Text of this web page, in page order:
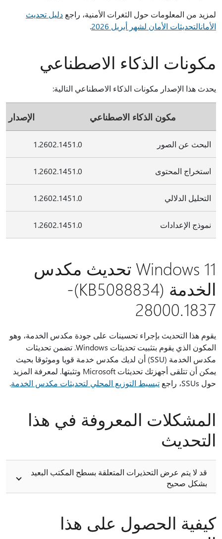
لمزيد من المعلومات حول الثغرات الأمنية، راجع دليل تحديث
الأمانالتحديثات الأمان لشهر أبريل 2026 .
مكونات الذكاء الاصطناعي
يحدث هذا الإصدار مكونات الذكاء الاصطناعي التالية:
مكون الذكاء الاصطناعي الإصدار
البحث عن الصور 1.2602.1451.0
استخراج المحتوى 1.2602.1451.0
التحليل الدلالي 1.2602.1451.0
نموذج الإعدادات 1.2602.1451.0
Windows 11 تحديث مكدس
الخدمة (KB5088834)-
28000.1837
يقوم هذا التحديث بإجراء تحسينات على جودة مكدس الخدمة، وهو
المكون الذي يقوم بتثبيت تحديثات Windows. تضمن تحديثات
مكدس الخدمة (SSU) أن لديك مكدس خدمة قويا وموثوقا بحيث
يمكن أن تتلقى أجهزتك تحديثات Microsoft وتثبتها. لمعرفة المزيد
حول SSUs، راجع
تبسيط التوزيع المحلي لتحديثات مكدس الخدمة.
المشكلات المعروفة في هذا
التحديث
قد لا يتم عرض التحذيرات المتعلقة بسطح المكتب البعيد
بشكل صحيح
كيفية الحصول على هذا